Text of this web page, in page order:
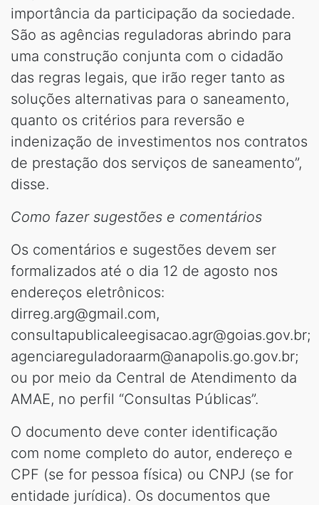
importância da participação da sociedade.
São as agências reguladoras abrindo para
uma construção conjunta com o cidadão
das regras legais, que irão reger tanto as
soluções alternativas para o saneamento,
quanto os critérios para reversão e
indenização de investimentos nos contratos
de prestação dos serviços de saneamento”,
disse.
Como fazer sugestões e comentários
Os comentários e sugestões devem ser
formalizados até o dia 12 de agosto nos
endereços eletrônicos:
dirreg.arg@gmail.com,
consultapublicaleegisacao.agr@goias.gov.br;
agenciareguladoraarm@anapolis.go.gov.br;
ou por meio da Central de Atendimento da
AMAE, no perfil “Consultas Públicas”.
O documento deve conter identificação
com nome completo do autor, endereço e
CPF (se for pessoa física) ou CNPJ (se for
entidade jurídica). Os documentos que